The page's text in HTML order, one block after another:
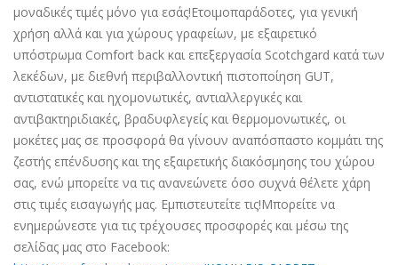
μοναδικές τιμές μόνο για εσάς!Ετοιμοπαράδοτες, για γενική
χρήση αλλά και για χώρους γραφείων, με εξαιρετικό
υπόστρωμα Comfort back και επεξεργασία Scotchgard κατά των
λεκέδων, με διεθνή περιβαλλοντική πιστοποίηση GUT,
αντιστατικές και ηχομονωτικές, αντιαλλεργικές και
αντιβακτηριδιακές, βραδυφλεγείς και θερμομονωτικές, οι
μοκέτες μας σε προσφορά θα γίνουν αναπόσπαστο κομμάτι της
ζεστής επένδυσης και της εξαιρετικής διακόσμησης του χώρου
σας, ενώ μπορείτε να τις ανανεώνετε όσο συχνά θέλετε χάρη
στις τιμές εισαγωγής μας. Εμπιστευτείτε τις!Μπορείτε να
ενημερώνεστε για τις τρέχουσες προσφορές και μέσω της
σελίδας μας στο Facebook: